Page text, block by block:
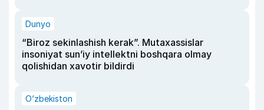
Dunyo
“Biroz sekinlashish kerak”. Mutaxassislar
insoniyat sun’iy intellektni boshqara olmay
qolishidan xavotir bildirdi
O‘zbekiston